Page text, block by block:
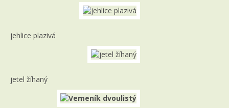
jehlice plazivá
jetel žíhaný